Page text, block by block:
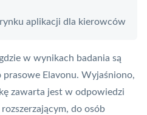
aplikacji dla kierowców
w wynikach badania są
prasowe Elavonu. Wyjaśniono,
zawarta jest w odpowiedzi
do osób